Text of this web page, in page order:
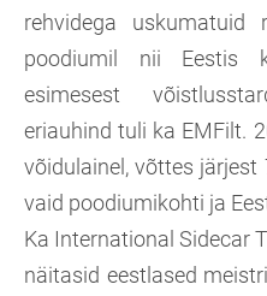
rehvidega uskumatuid
poodiumil nii Eestis
esimesest
eriauhind tuli ka EMFilt.
võidulainel, võttes
vaid poodiumikohti ja
Ka International Sidecar
näitasid eestlased